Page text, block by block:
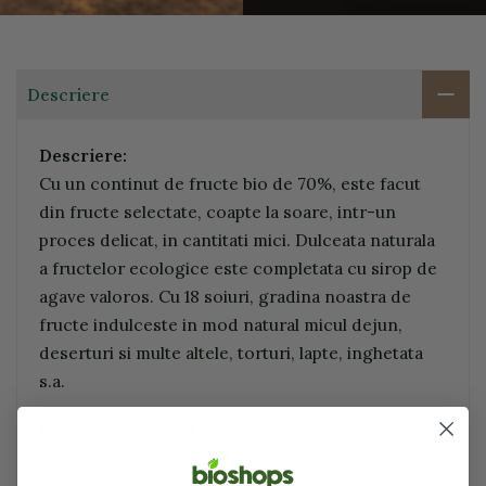
Descriere
Descriere:
Cu un continut de fructe bio de 70%, este facut
din fructe selectate, coapte la soare, intr-un
proces delicat, in cantitati mici. Dulceata naturala
a fructelor ecologice este completata cu sirop de
agave valoros. Cu 18 soiuri, gradina noastra de
fructe indulceste in mod natural micul dejun,
deserturi si multe altele, torturi, lapte, inghetata
s.a.
gris, inghetata sau umplutura de tort